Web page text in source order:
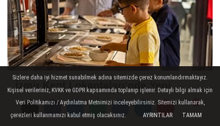
Yorumlar
Yorumlar
İzmir Kent Lokantaları’nda Yeni
Dönem: Milli Bayramlarda Yemekler
Ücretsiz Olacak
Sizlere daha iyi hizmet sunabilmek adına sitemizde çerez konumlandırmaktayız.
Kişisel verileriniz, KVKK ve GDPR kapsamında toplanıp işlenir. Detaylı bilgi almak için
Veri Politikamızı / Aydınlatma Metnimizi inceleyebilirsiniz. Sitemizi kullanarak,
çerezleri kullanmamızı kabul etmiş olacaksınız.
AYRINTILAR TAMAM